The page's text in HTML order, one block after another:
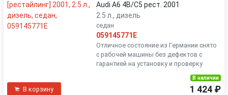
Audi A6 4B/C5 рест. 2001
2.5 л., дизель
седан
059145771E
Отличное состояние из Германии снято
с рабочей машины без дефектов с
гарантией на установку и проверку
В корзину
В наличии
1 424 ₽